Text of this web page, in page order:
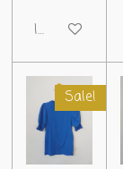
In
Sale!